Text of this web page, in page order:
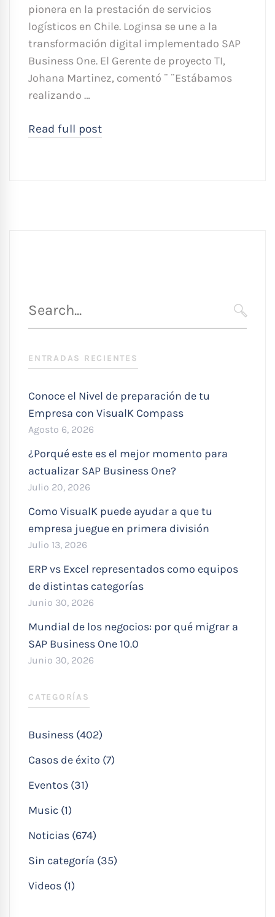
pionera en la prestación de servicios
logísticos en Chile. Loginsa se une a la
transformación digital implementado SAP
Business One. El Gerente de proyecto TI,
Johana Martinez, comentó ¨ ¨Estábamos
realizando …
Read full post
para
ENTRADAS RECIENTES
Conoce el Nivel de preparación de tu
Empresa con VisualK Compass
Agosto 6, 2026
¿Porqué este es el mejor momento para
actualizar SAP Business One?
Julio 20, 2026
Como VisualK puede ayudar a que tu
empresa juegue en primera división
Julio 13, 2026
ERP vs Excel representados como equipos
de distintas categorías
Junio 30, 2026
Mundial de los negocios: por qué migrar a
SAP Business One 10.0
Junio 30, 2026
CATEGORÍAS
Business (402)
Casos de éxito (7)
Eventos (31)
Music (1)
Noticias (674)
Sin categoría (35)
Videos (1)